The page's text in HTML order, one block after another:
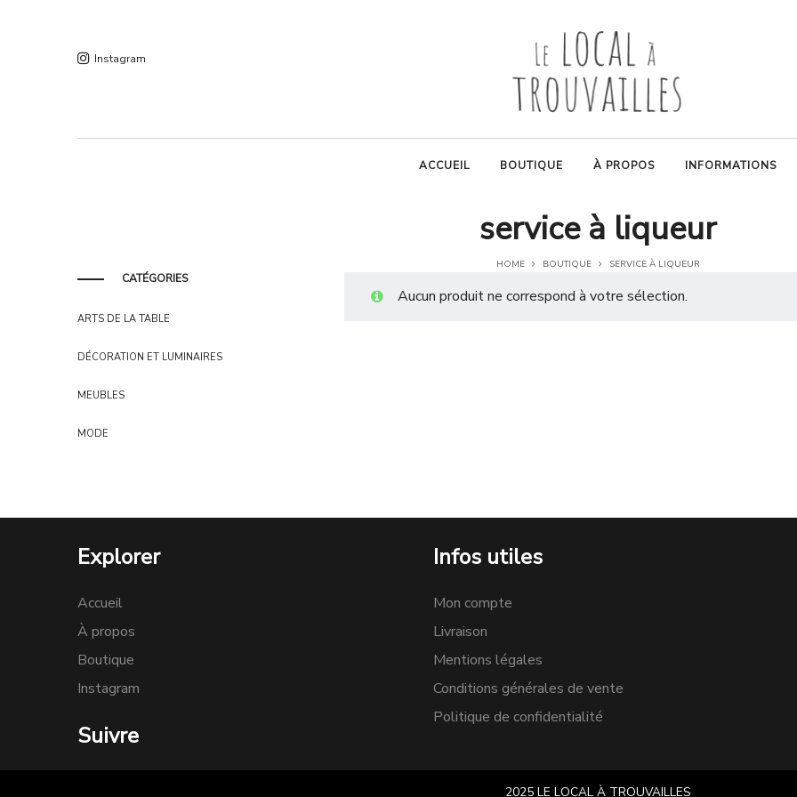
Instagram
ACCUEIL BOUTIQUE À PROPOS INFORMATIONS
service à liqueur
HOME BOUTIQUE SERVICE À LIQUEUR
Aucun produit ne correspond à votre sélection.
CATÉGORIES
ARTS DE LA TABLE
DÉCORATION ET LUMINAIRES
MEUBLES
MODE
Explorer
Accueil
À propos
Boutique
Instagram
Suivre
Infos utiles
Mon compte
Livraison
Mentions légales
Conditions générales de vente
Politique de confidentialité
2025 LE LOCAL À TROUVAILLES